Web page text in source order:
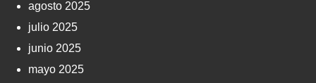
agosto 2025
julio 2025
junio 2025
mayo 2025